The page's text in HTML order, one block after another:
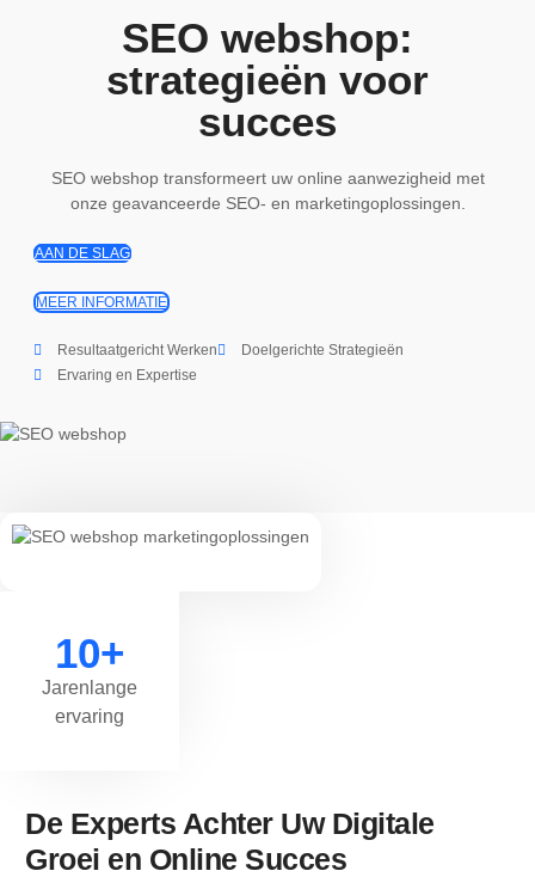
SEO webshop:
strategieën voor
succes
SEO webshop transformeert uw online aanwezigheid met
onze geavanceerde SEO- en marketingoplossingen.
AAN DE SLAG
MEER INFORMATIE
Resultaatgericht Werken
Doelgerichte Strategieën
Ervaring en Expertise
10+
Jarenlange
ervaring
De Experts Achter Uw Digitale
Groei en Online Succes